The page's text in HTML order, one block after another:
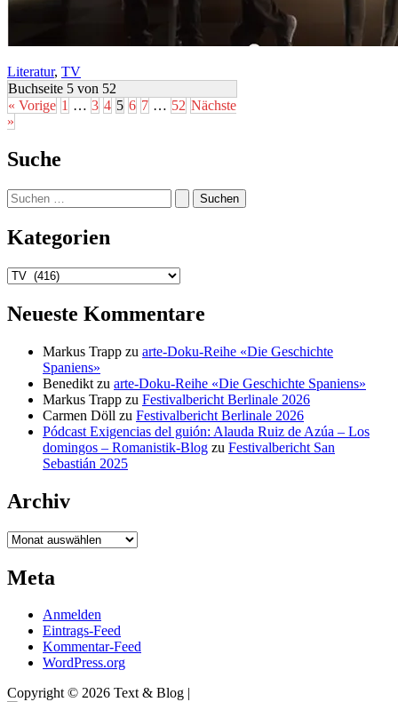
Literatur, TV
Buchseite 5 von 52
« Vorige 1 … 3 4 5 6 7 … 52 Nächste
»
Suche
Suchen
nach:
Kategorien
Kategorien
Neueste Kommentare
Markus Trapp zu arte-Doku-Reihe «Die Geschichte
Spaniens»
Benedikt zu arte-Doku-Reihe «Die Geschichte Spaniens»
Markus Trapp zu Festivalbericht Berlinale 2026
Carmen Döll zu Festivalbericht Berlinale 2026
Pódcast Exigencias del guión: Alauda Ruiz de Azúa – Los
domingos – Romanistik-Blog zu Festivalbericht San
Sebastián 2025
Archiv
Archiv
Meta
Anmelden
Eintrags-Feed
Kommentar-Feed
WordPress.org
Copyright © 2026 Text & Blog |